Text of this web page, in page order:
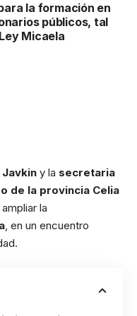
la formación en
públicos, tal
Micaela
y la secretaria
de la provincia Celia
la
, en un encuentro